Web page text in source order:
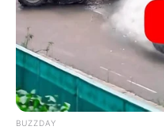
BUZZDAY